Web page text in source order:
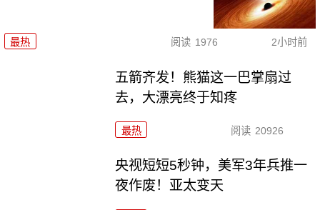
最热 阅读 1976 2小时前
五箭齐发！熊猫这一巴掌扇过
去，大漂亮终于知疼
最热 阅读 20926
央视短短5秒钟，美军3年兵推一
夜作废！亚太变天